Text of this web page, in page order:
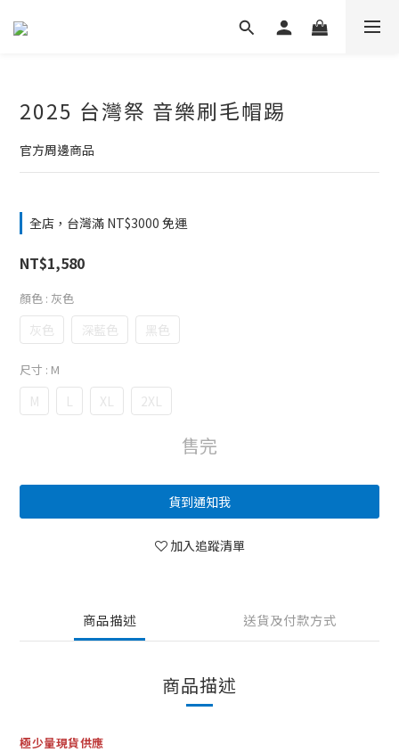
2025 台灣祭 音樂刷毛帽踢
官方周邊商品
全店，台灣滿 NT$3000 免運
NT$1,580
顏色 : 灰色
灰色 深藍色 黑色
尺寸 : M
M L XL 2XL
售完
貨到通知我
加入追蹤清單
商品描述 送貨及付款方式
商品描述
極少量現貨供應